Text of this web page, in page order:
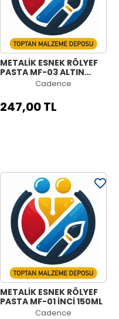
METALİK ESNEK RÖLYEF
PASTA MF-03 ALTIN
Cadence
247,00 TL
METALİK ESNEK RÖLYEF
PASTA MF-01 İNCİ 150ML
Cadence